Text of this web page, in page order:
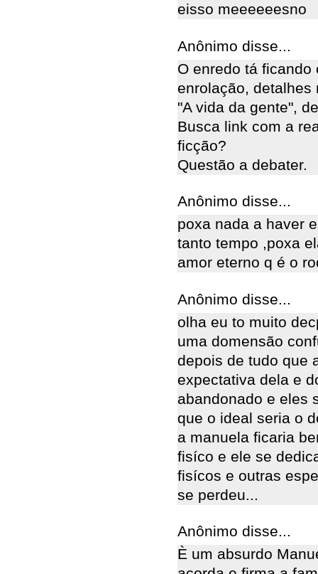
eisso meeeeeesno
Anônimo disse...
O enredo tá
enrolação, detalhes
"A vida da gente",
Busca link com a
ficção?
Questão a debater.
Anônimo disse...
poxa nada a haver
tanto tempo ,poxa
amor eterno q é o
Anônimo disse...
olha eu to muito
uma domensão
depois de tudo que
expectativa dela e
abandonado e eles
que o ideal seria o
a manuela ficaria
fisíco e ele se
fisícos e outras
se perdeu...
Anônimo disse...
È um absurdo